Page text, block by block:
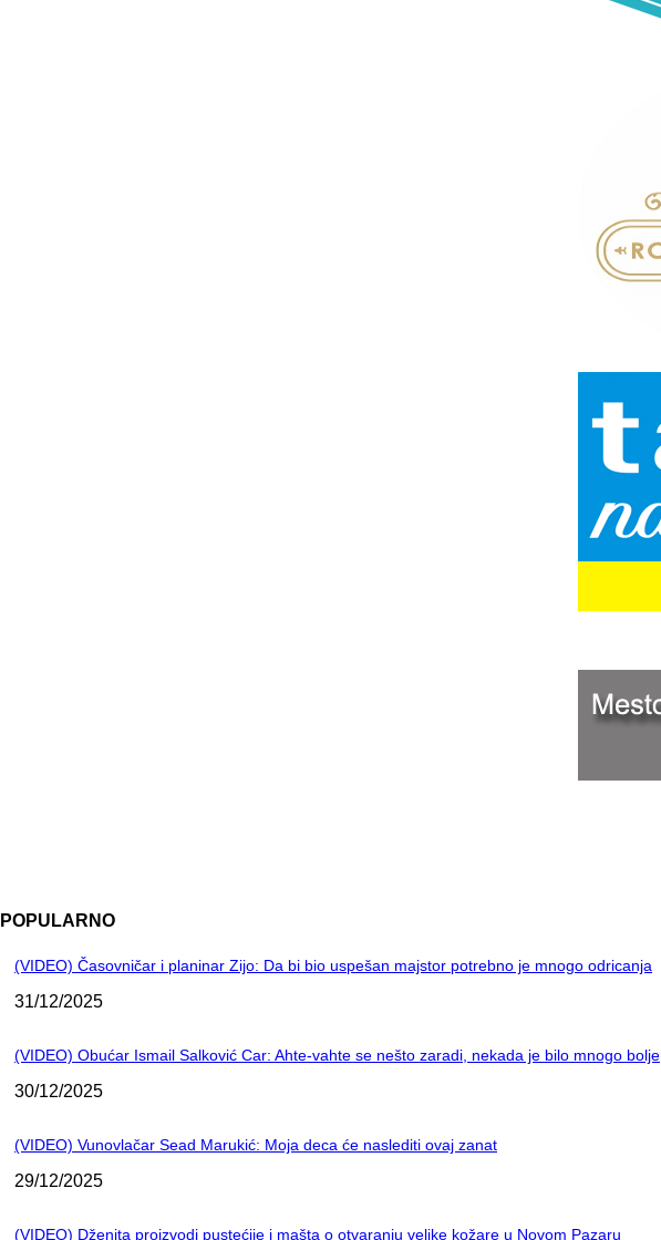
POPULARNO
(VIDEO) Časovničar i planinar Zijo: Da bi bio uspešan majstor potrebno je mnogo odricanja
31/12/2025
(VIDEO) Obućar Ismail Salković Car: Ahte-vahte se nešto zaradi, nekada je bilo mnogo bolje
30/12/2025
(VIDEO) Vunovlačar Sead Marukić: Moja deca će naslediti ovaj zanat
29/12/2025
(VIDEO) Dženita proizvodi pustećije i mašta o otvaranju velike kožare u Novom Pazaru